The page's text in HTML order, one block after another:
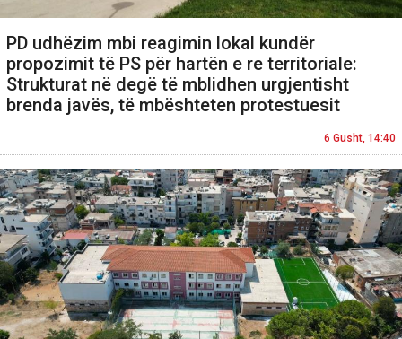
PD udhëzim mbi reagimin lokal kundër
propozimit të PS për hartën e re territoriale:
Strukturat në degë të mblidhen urgjentisht
brenda javës, të mbështeten protestuesit
6 Gusht, 14:40